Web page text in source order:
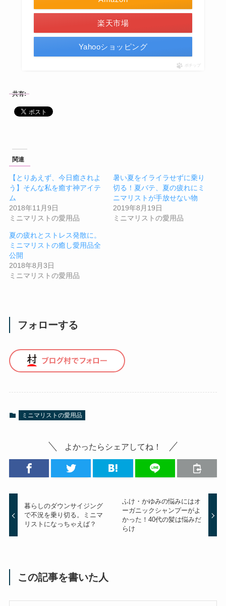
楽天市場
Yahooショッピング
ポチップ
共有:
関連
【とりあえず、今日癒されよ
う】そんな私を癒す神アイテ
ム
2018年11月9日
ミニマリストの愛用品
暑い夏をイライラせずに乗り
切る！夏バテ、夏の疲れにミ
ニマリストが手放せない物
2019年8月19日
ミニマリストの愛用品
夏の疲れとストレス発散に。
ミニマリストの癒し愛用品全
公開
2018年8月3日
ミニマリストの愛用品
フォローする
ミニマリストの愛用品
よかったらシェアしてね！
暮らしのダウンサイジング
で不況を乗り切る。ミニマ
リストになっちゃえば？
ふけ・かゆみの悩みにはオ
ーガニックシャンプーがよ
かった！40代の髪は悩みだ
らけ
この記事を書いた人